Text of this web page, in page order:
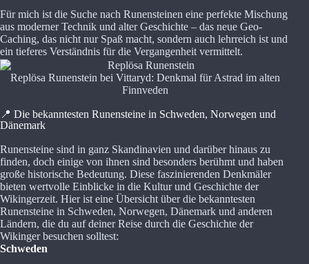
Für mich ist die Suche nach Runensteinen eine perfekte Mischung
aus moderner Technik und alter Geschichte – das neue Geo-
Caching, das nicht nur Spaß macht, sondern auch lehrreich ist und
ein tieferes Verständnis für die Vergangenheit vermittelt.
Replösa Runenstein bei Vittaryd: Denkmal für Astrad im alten
Finnveden
📍 Die bekanntesten Runensteine in Schweden, Norwegen und
Dänemark
Runensteine sind in ganz Skandinavien und darüber hinaus zu
finden, doch einige von ihnen sind besonders berühmt und haben
große historische Bedeutung. Diese faszinierenden Denkmäler
bieten wertvolle Einblicke in die Kultur und Geschichte der
Wikingerzeit. Hier ist eine Übersicht über die bekanntesten
Runensteine in Schweden, Norwegen, Dänemark und anderen
Ländern, die du auf deiner Reise durch die Geschichte der
Wikinger besuchen solltest:
Schweden